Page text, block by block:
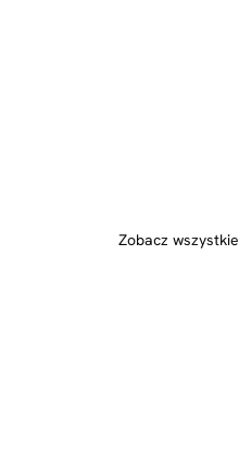
Zobacz wszystkie